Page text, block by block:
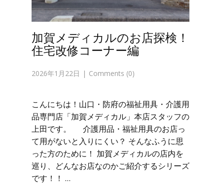
加賀メディカルのお店探検！
住宅改修コーナー編
2026年1月22日 Comments (0)
こんにちは！山口・防府の福祉用具・介護用
品専門店「加賀メディカル」本店スタッフの
上田です。 介護用品・福祉用具のお店っ
て用がないと入りにくい？ そんなふうに思
った方のために！ 加賀メディカルの店内を
巡り、どんなお店なのかご紹介するシリーズ
です！！ …